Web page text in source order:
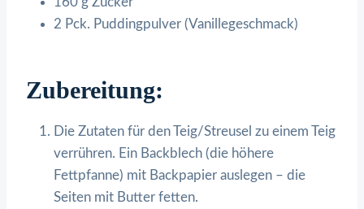
2 Pck. Puddingpulver (Vanillegeschmack)
Zubereitung:
Die Zutaten für den Teig/Streusel zu einem Teig
verrühren. Ein Backblech (die höhere
Fettpfanne) mit Backpapier auslegen – die
Seiten mit Butter fetten.